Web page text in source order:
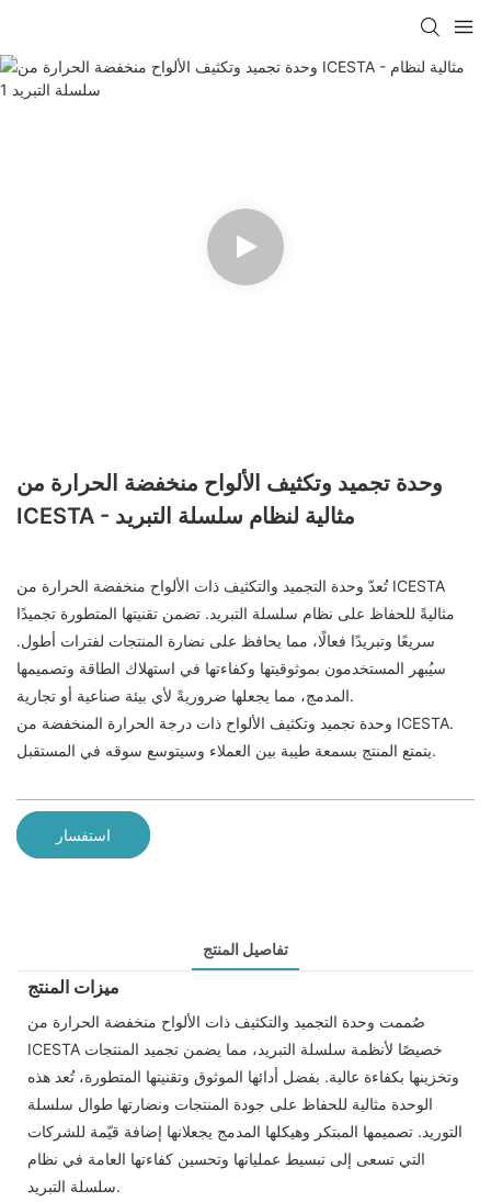
وحدة تجميد وتكثيف الألواح منخفضة الحرارة من
ICESTA - مثالية لنظام سلسلة التبريد
تُعدّ وحدة التجميد والتكثيف ذات الألواح منخفضة الحرارة من ICESTA
مثاليةً للحفاظ على نظام سلسلة التبريد. تضمن تقنيتها المتطورة تجميدًا
سريعًا وتبريدًا فعالًا، مما يحافظ على نضارة المنتجات لفترات أطول.
سيُبهر المستخدمون بموثوقيتها وكفاءتها في استهلاك الطاقة وتصميمها
المدمج، مما يجعلها ضروريةً لأي بيئة صناعية أو تجارية.
وحدة تجميد وتكثيف الألواح ذات درجة الحرارة المنخفضة من ICESTA.
يتمتع المنتج بسمعة طيبة بين العملاء وسيتوسع سوقه في المستقبل.
استفسار
تفاصيل المنتج
ميزات المنتج
صُممت وحدة التجميد والتكثيف ذات الألواح منخفضة الحرارة من
ICESTA خصيصًا لأنظمة سلسلة التبريد، مما يضمن تجميد المنتجات
وتخزينها بكفاءة عالية. بفضل أدائها الموثوق وتقنيتها المتطورة، تُعد هذه
الوحدة مثالية للحفاظ على جودة المنتجات ونضارتها طوال سلسلة
التوريد. تصميمها المبتكر وهيكلها المدمج يجعلانها إضافة قيّمة للشركات
التي تسعى إلى تبسيط عملياتها وتحسين كفاءتها العامة في نظام
سلسلة التبريد.